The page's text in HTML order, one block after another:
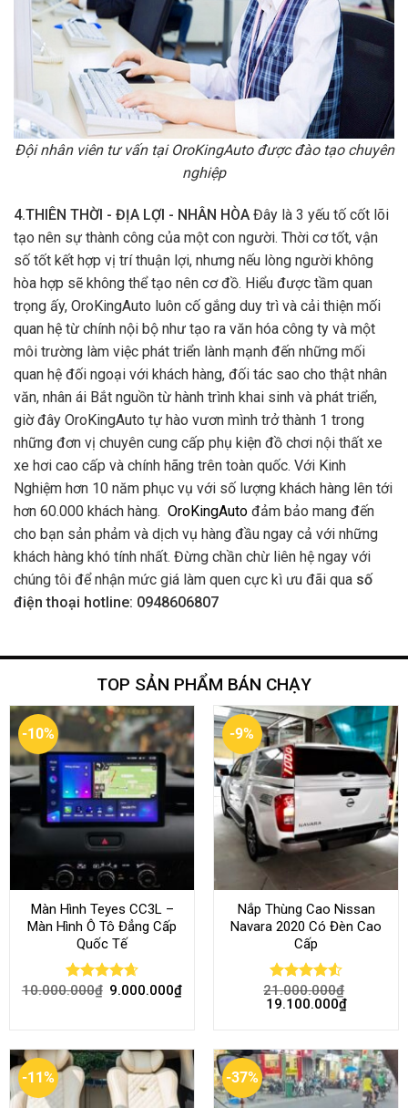
Đội nhân viên tư vấn tại OroKingAuto được đào tạo chuyên
nghiệp
4.THIÊN THỜI - ĐỊA LỢI - NHÂN HÒA Đây là 3 yếu tố cốt lõi
tạo nên sự thành công của một con người. Thời cơ tốt, vận
số tốt kết hợp vị trí thuận lợi, nhưng nếu lòng người không
hòa hợp sẽ không thể tạo nên cơ đồ. Hiểu được tầm quan
trọng ấy, OroKingAuto luôn cố gắng duy trì và cải thiện mối
quan hệ từ chính nội bộ như tạo ra văn hóa công ty và một
môi trường làm việc phát triển lành mạnh đến những mối
quan hệ đối ngoại với khách hàng, đối tác sao cho thật nhân
văn, nhân ái Bắt nguồn từ hành trình khai sinh và phát triển,
giờ đây OroKingAuto tự hào vươn mình trở thành 1 trong
những đơn vị chuyên cung cấp phụ kiện đồ chơi nội thất xe
xe hơi cao cấp và chính hãng trên toàn quốc. Với Kinh
Nghiệm hơn 10 năm phục vụ với số lượng khách hàng lên tới
hơn 60.000 khách hàng. OroKingAuto đảm bảo mang đến
cho bạn sản phảm và dịch vụ hàng đầu ngay cả với những
khách hàng khó tính nhất. Đừng chần chừ liên hệ ngay với
chúng tôi để nhận mức giá làm quen cực kì ưu đãi qua số
điện thoại hotline: 0948606807
TOP SẢN PHẨM BÁN CHẠY
-10%
Màn Hình Teyes CC3L –
Màn Hình Ô Tô Đẳng Cấp
Quốc Tế
Rated 4.68
10.000.000₫ 9.000.000₫
-9%
Nắp Thùng Cao Nissan
Navara 2020 Có Đèn Cao
Cấp
Rated4.52
out of 5
21.000.000₫
19.100.000₫
-11% -37%